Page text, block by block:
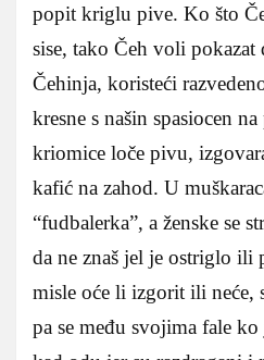
popit kriglu pive. Ko što
sise, tako Čeh voli pokazat
Čehinja, koristeći
kresne s našin spasiocen
kriomice loče pivu,
kafić na zahod. U
“fudbalerka”, a ženske se
da ne znaš jel je ostriglo ili
misle oće li izgorit ili neće,
pa se među svojima fale